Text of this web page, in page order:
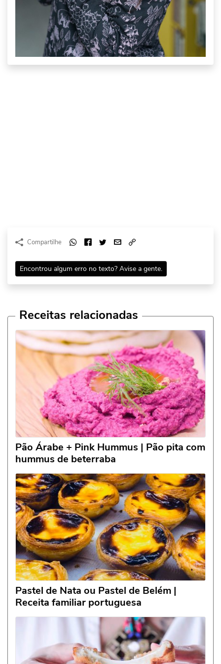
Compartilhe
Encontrou algum erro no texto? Avise a gente.
Receitas relacionadas
Pão Árabe + Pink Hummus | Pão pita com
hummus de beterraba
Pastel de Nata ou Pastel de Belém |
Receita familiar portuguesa